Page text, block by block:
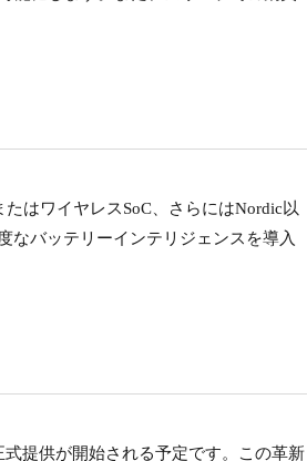
はワイヤレスSoC、さらにはNordic以
なバッテリーインテリジェンスを導入
提供が開始される予定です。この革新